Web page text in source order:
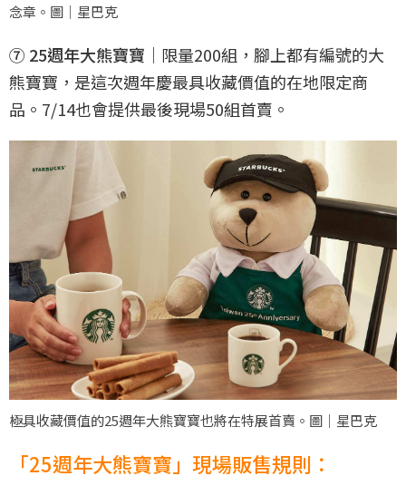
念章。圖｜星巴克
⑦ 25週年大熊寶寶 ｜限量200組，腳上都有編號的大
熊寶寶，是這次週年慶最具收藏價值的在地限定商
品。7/14也會提供最後現場50組首賣。
極具收藏價值的25週年大熊寶寶也將在特展首賣。圖｜星巴克
「25週年大熊寶寶」現場販售規則：